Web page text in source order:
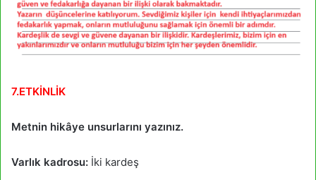
7.ETKİNLİK
Metnin hikâye unsurlarını yazınız.
Varlık kadrosu: İki kardeş